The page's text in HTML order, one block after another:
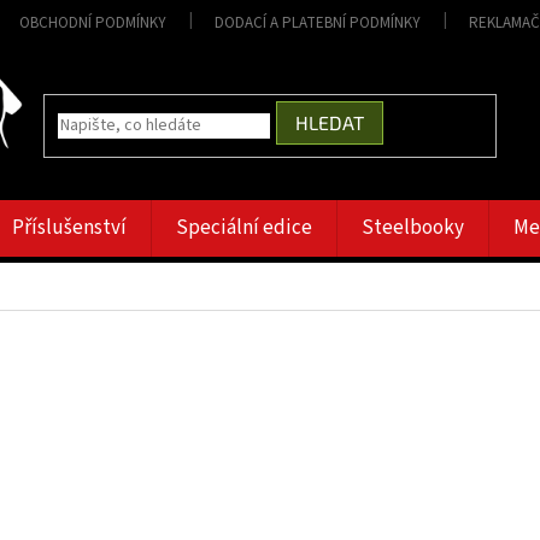
OBCHODNÍ PODMÍNKY DODACÍ A PLATEBNÍ PODMÍNKY
HLEDAT
Příslušenství Speciální edice Steelbooky